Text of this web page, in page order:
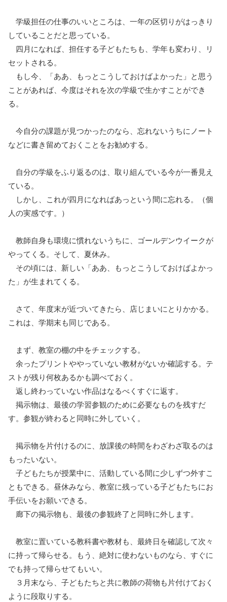
学級担任の仕事のいいところは、一年の区切りがはっきり
していることだと思っている。
四月になれば、担任する子どもたちも、学年も変わり、リ
セットされる。
もし今、「ああ、もっとこうしておけばよかった」と思う
ことがあれば、今度はそれを次の学級で生かすことができ
る。
今自分の課題が見つかったのなら、忘れないうちにノート
などに書き留めておくことをお勧めする。
自分の学級をふり返るのは、取り組んでいる今が一番見え
ている。
しかし、これが四月になればあっという間に忘れる。（個
人の実感です。）
教師自身も環境に慣れないうちに、ゴールデンウイークが
やってくる。そして、夏休み。
その頃には、新しい「ああ、もっとこうしておけばよかっ
た」が生まれてくる。
さて、年度末が近づいてきたら、店じまいにとりかかる。
これは、学期末も同じである。
まず、教室の棚の中をチェックする。
余ったプリントややっていない教材がないか確認する。テ
ストが残り何枚あるかも調べておく。
返し終わっていない作品はなるべくすぐに返す。
掲示物は、最後の学習参観のために必要なものを残すだ
す。参観が終わると同時に外していく。
掲示物を片付けるのに、放課後の時間をわざわざ取るのは
もったいない。
子どもたちが授業中に、活動している間に少しずつ外すこ
ともできる。昼休みなら、教室に残っている子どもたちにお
手伝いをお願いできる。
廊下の掲示物も、最後の参観終了と同時に外します。
教室に置いている教科書や教材も、最終日を確認して次々
に持って帰らせる。もう、絶対に使わないものなら、すぐに
でも持って帰らせてもいい。
３月末なら、子どもたちと共に教師の荷物も片付けておく
ように段取りする。